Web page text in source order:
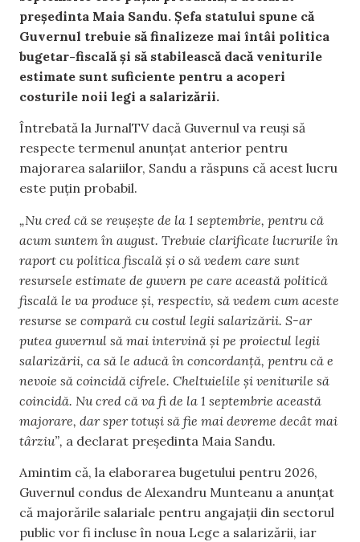
președinta Maia Sandu. Șefa statului spune că
Guvernul trebuie să finalizeze mai întâi politica
bugetar-fiscală și să stabilească dacă veniturile
estimate sunt suficiente pentru a acoperi
costurile noii legi a salarizării.
Întrebată la JurnalTV dacă Guvernul va reuși să
respecte termenul anunțat anterior pentru
majorarea salariilor, Sandu a răspuns că acest lucru
este puțin probabil.
„Nu cred că se reușește de la 1 septembrie, pentru că
acum suntem în august. Trebuie clarificate lucrurile în
raport cu politica fiscală și o să vedem care sunt
resursele estimate de guvern pe care această politică
fiscală le va produce și, respectiv, să vedem cum aceste
resurse se compară cu costul legii salarizării. S-ar
putea guvernul să mai intervină și pe proiectul legii
salarizării, ca să le aducă în concordanță, pentru că e
nevoie să coincidă cifrele. Cheltuielile și veniturile să
coincidă. Nu cred că va fi de la 1 septembrie această
majorare, dar sper totuși să fie mai devreme decât mai
târziu”, a declarat președinta Maia Sandu.
Amintim că, la elaborarea bugetului pentru 2026,
Guvernul condus de Alexandru Munteanu a anunțat
că majorările salariale pentru angajații din sectorul
public vor fi incluse în noua Lege a salarizării, iar